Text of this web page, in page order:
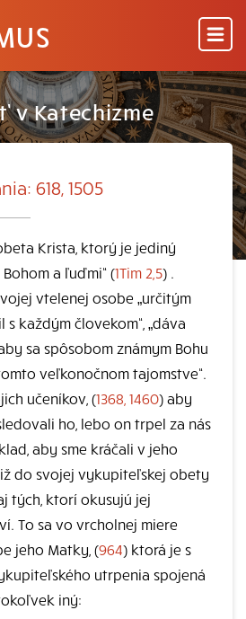
v Katechizme
618, 1505
Krista, ktorý je jediný
a ľuďmi“ (1Tim 2,5) .
vtelenej osobe „určitým
každým človekom“, „dáva
sa spôsobom známym Bohu
veľkonočnom tajomstve“.
učeníkov, (1368, 1460) aby
ho, lebo on trpel za nás
aby sme kráčali v jeho
do svojej vykupiteľskej obety
tých, ktorí okusujú jej
To sa vo vrcholnej miere
jeho Matky, (964) ktorá je s
utrpenia spojená
iný: